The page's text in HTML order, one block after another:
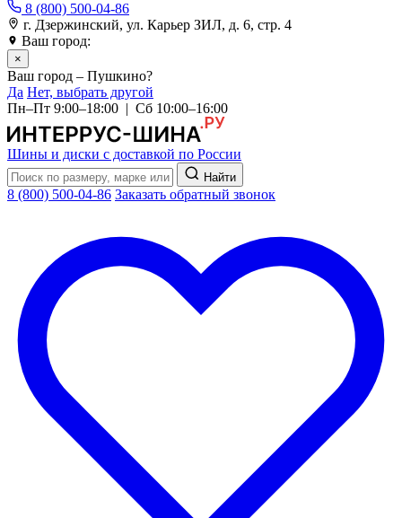
8 (800) 500-04-86
г. Дзержинский, ул. Карьер ЗИЛ, д. 6, стр. 4
Ваш город:
×
Ваш город – Пушкино?
Да Нет, выбрать другой
Пн–Пт 9:00–18:00 | Сб 10:00–16:00
Шины и диски с доставкой по России
Найти
8 (800) 500-04-86 Заказать обратный звонок